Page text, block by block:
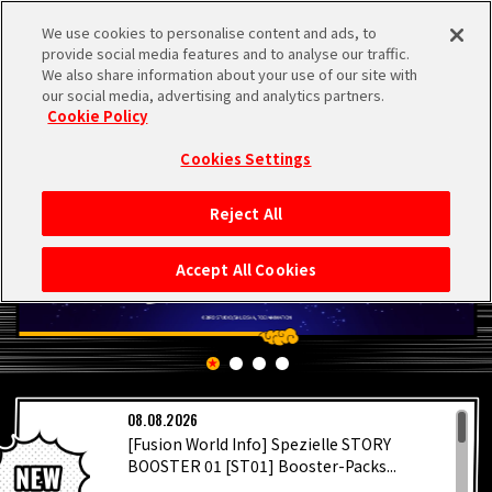
MEN
STARTSEITE
NEUES
HIGHLIGHTS
VIDEOS
08.08.2026
[Fusion World Info] Spezielle STORY
BOOSTER 01 [ST01] Booster-Packs...
We use cookies to personalise content and ads, to
provide social media features and to analyse our traffic.
We also share information about your use of our site with
our social media, advertising and analytics partners.
Cookie Policy
Cookies Settings
Reject All
Accept All Cookies